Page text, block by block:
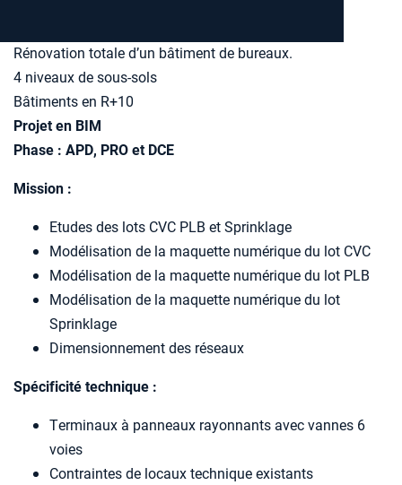
Rénovation totale d’un bâtiment de bureaux.
4 niveaux de sous-sols
Bâtiments en R+10
Projet en BIM
Phase : APD, PRO et DCE
Mission :
Etudes des lots CVC PLB et Sprinklage
Modélisation de la maquette numérique du lot CVC
Modélisation de la maquette numérique du lot PLB
Modélisation de la maquette numérique du lot
Sprinklage
Dimensionnement des réseaux
Spécificité technique :
Terminaux à panneaux rayonnants avec vannes 6
voies
Contraintes de locaux technique existants